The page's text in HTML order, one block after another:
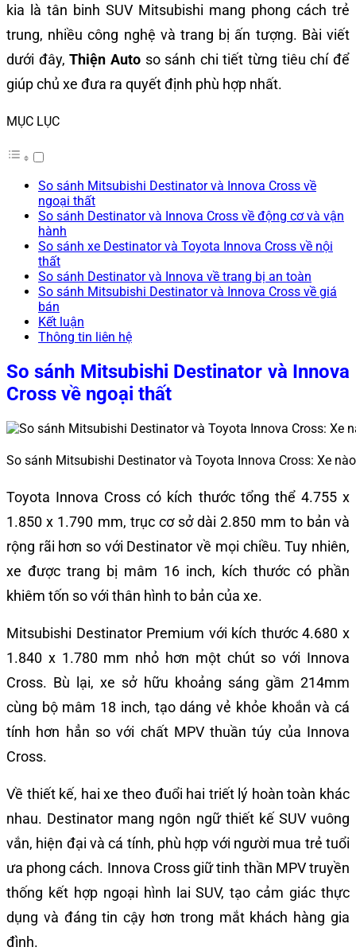
kia là tân binh SUV Mitsubishi mang phong cách trẻ
trung, nhiều công nghệ và trang bị ấn tượng. Bài viết
dưới đây,Thiện Autoso sánh chi tiết từng tiêu chí để
giúp chủ xe đưa ra quyết định phù hợp nhất.
MỤC LỤC
So sánh Mitsubishi Destinator và Innova Cross về
ngoại thất
So sánh Destinator và Innova Cross về động cơ và vận
hành
So sánh xe Destinator và Toyota Innova Cross về nội
thất
So sánh Destinator và Innova về trang bị an toàn
So sánh Mitsubishi Destinator và Innova Cross về giá
bán
Kết luận
Thông tin liên hệ
So sánh Mitsubishi Destinator và Innova
Cross về ngoại thất
So sánh Mitsubishi Destinator và Toyota Innova Cross: Xe
Toyota Innova Cross có kích thước tổng thể 4.755 x
1.850 x 1.790 mm, trục cơ sở dài 2.850 mm to bản và
rộng rãi hơn so với Destinator về mọi chiều. Tuy nhiên,
xe được trang bị mâm 16 inch, kích thước có phần
khiêm tốn so với thân hình to bản của xe.
Mitsubishi Destinator Premium với kích thước 4.680 x
1.840 x 1.780 mm nhỏ hơn một chút so với Innova
Cross. Bù lại, xe sở hữu khoảng sáng gầm 214mm
cùng bộ mâm 18 inch, tạo dáng vẻ khỏe khoắn và cá
tính hơn hẳn so với chất MPV thuần túy của Innova
Cross.
Về thiết kế, hai xe theo đuổi hai triết lý hoàn toàn khác
nhau. Destinator mang ngôn ngữ thiết kế SUV vuông
vắn, hiện đại và cá tính, phù hợp với người mua trẻ tuổi
ưa phong cách. Innova Cross giữ tinh thần MPV truyền
thống kết hợp ngoại hình lai SUV, tạo cảm giác thực
dụng và đáng tin cậy hơn trong mắt khách hàng gia
đình.